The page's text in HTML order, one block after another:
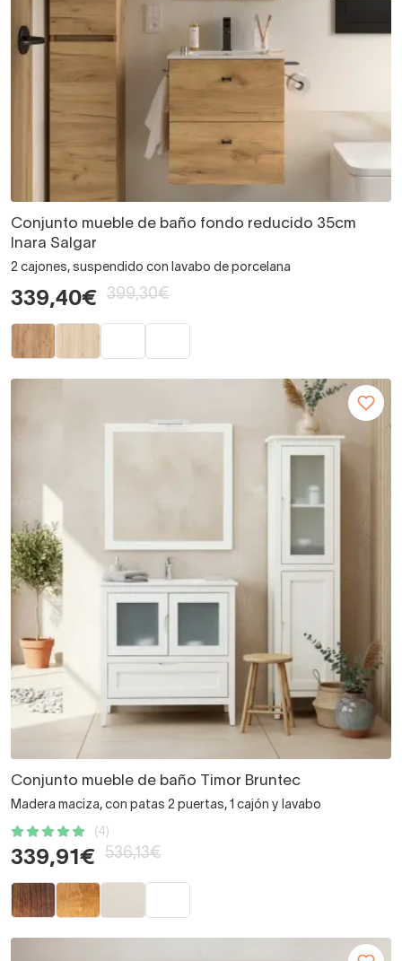
Conjunto mueble de baño fondo reducido 35cm
Inara Salgar
2 cajones, suspendido con lavabo de porcelana
339,40€ 399,30€
Conjunto mueble de baño Timor Bruntec
Madera maciza, con patas 2 puertas, 1 cajón y lavabo
(4)
339,91€ 536,13€